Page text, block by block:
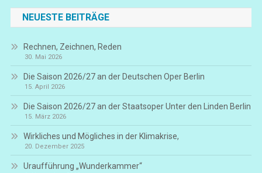
NEUESTE BEITRÄGE
Rechnen, Zeichnen, Reden
30. Mai 2026
Die Saison 2026/27 an der Deutschen Oper Berlin
15. April 2026
Die Saison 2026/27 an der Staatsoper Unter den Linden Berlin
15. März 2026
Wirkliches und Mögliches in der Klimakrise,
20. Dezember 2025
Uraufführung „Wunderkammer“